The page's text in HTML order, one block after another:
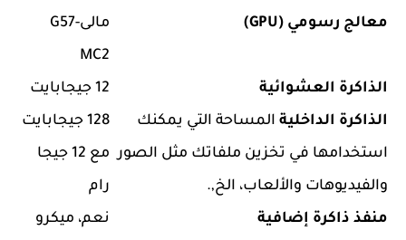
معالج رسومي (GPU)
مالى-G57
MC2
الذاكرة العشوائية
12 جيجابايت
الذاكرة الداخلية المساحة التي يمكنك
استخدامها في تخزين ملفاتك مثل الصور
والفيديوهات والألعاب، الخ,.
128 جيجابايت
مع 12 جيجا
رام
منفذ ذاكرة إضافية
نعم، ميكرو